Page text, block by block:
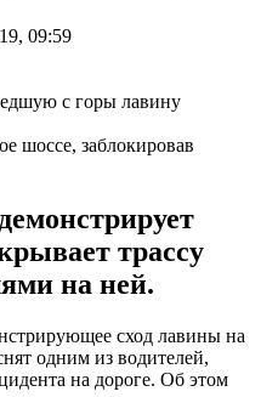
09:59
шоссе, заблокировав
трассу
на ней.
сход лавины на
одним из водителей,
на дороге. Об этом